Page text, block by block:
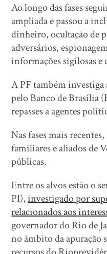
Ao longo das fases
ampliada e passou a
dinheiro, ocultação de
adversários,
informações sigilosas e
A PF também
pelo Banco de Brasília
repasses a agentes
Nas fases mais
familiares e aliados de
públicas.
Entre os alvos estão o
PI),investigado por
relacionados aos
governador do Rio de
no âmbito da apuração